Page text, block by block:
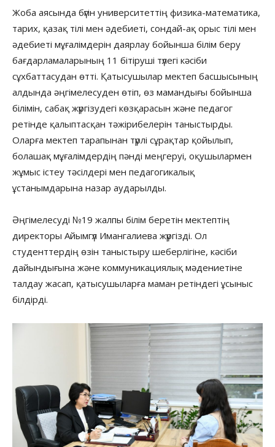
Жоба аясында бүгін университеттің физика-математика,
тарих, қазақ тілі мен әдебиеті, сондай-ақ орыс тілі мен
әдебиеті мұғалімдерін даярлау бойынша білім беру
бағдарламаларының 11 бітіруші түлегі кәсіби
сұхбаттасудан өтті. Қатысушылар мектеп басшысының
алдында әңгімелесуден өтіп, өз мамандығы бойынша
білімін, сабақ жүргізудегі көзқарасын және педагог
ретінде қалыптасқан тәжірибелерін таныстырды.
Оларға мектеп тарапынан түрлі сұрақтар қойылып,
болашақ мұғалімдердің пәнді меңгеруі, оқушылармен
жұмыс істеу тәсілдері мен педагогикалық
ұстанымдарына назар аударылды.
Әңгімелесуді №19 жалпы білім беретін мектептің
директоры Айымгүл Имангалиева жүргізді. Ол
студенттердің өзін таныстыру шеберлігіне, кәсіби
дайындығына және коммуникациялық мәдениетіне
талдау жасап, қатысушыларға маман ретіндегі ұсыныс
білдірді.